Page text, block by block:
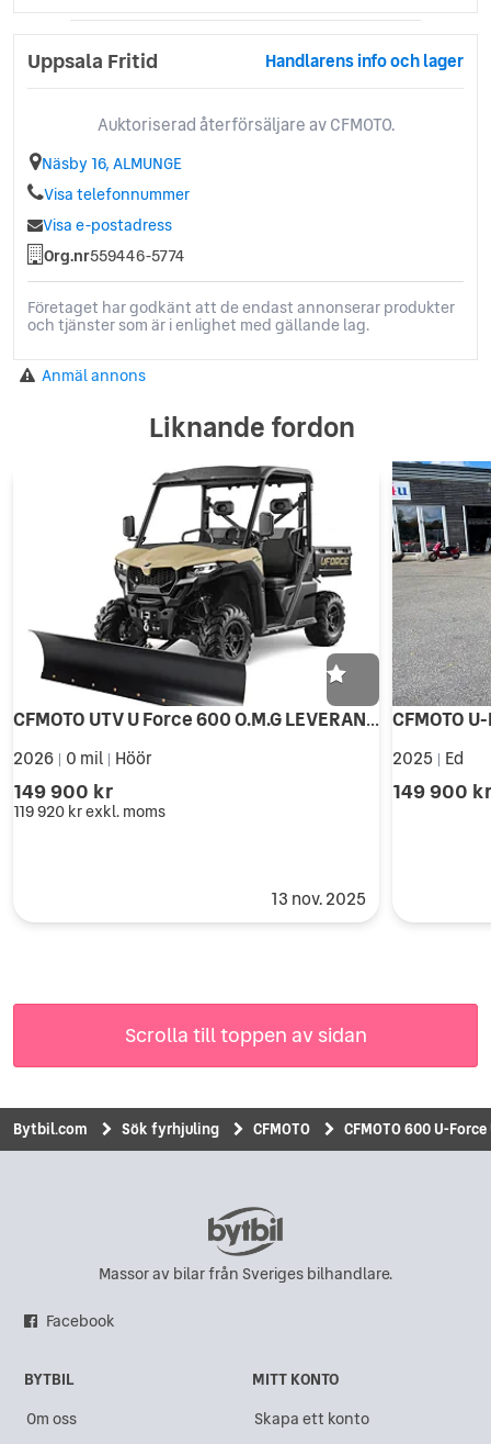
Uppsala Fritid Handlarens info och lager
Auktoriserad återförsäljare av CFMOTO.
Näsby 16, ALMUNGE
Visa telefonnummer
Visa e-postadress
Org.nr559446-5774
Företaget har godkänt att de endast annonserar produkter
och tjänster som är i enlighet med gällande lag.
Anmäl annons
Liknande fordon
CFMOTO UTV U Force 600 O.M.G LEVERANS TRAKTOR STORSÄLJAREN PLOGKAMPANJ
2026 0 mil Höör
149 900 kr
119 920 krexkl. moms
13 nov. 2025
CFMOTO
2025 Ed
149 900
Scrolla till toppen av sidan
Bytbil.com Sök fyrhjuling CFMOTO CFMOTO 600 U-
Massor av bilar från Sveriges bilhandlare.
Facebook
BYTBIL
Om oss
MITT KONTO
Skapa ett konto